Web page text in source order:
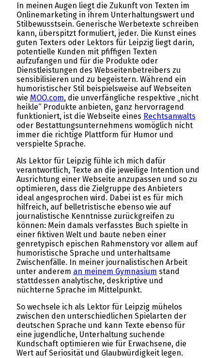
In meinen Augen liegt die Zukunft von Texten im
Onlinemarketing in ihrem Unterhaltungswert und
Stilbewusstsein. Generische Werbetexte schreiben
kann, überspitzt formuliert, jeder. Die Kunst eines
guten Texters oder Lektors für Leipzig liegt darin,
potentielle Kunden mit pfiffigen Texten
aufzufangen und für die Produkte oder
Dienstleistungen des Webseitenbetreibers zu
sensibilisieren und zu begeistern. Während ein
humoristischer Stil beispielsweise auf Webseiten
wie MOO.com, die unverfängliche respektive „nicht
heikle“ Produkte anbieten, ganz hervorragend
funktioniert, ist die Webseite eines Rechtsanwalts
oder Bestattungsunternehmens womöglich nicht
immer die richtige Plattform für Humor und
verspielte Sprache.
Als Lektor für Leipzig fühle ich mich dafür
verantwortlich, Texte an die jeweilige Intention und
Ausrichtung einer Webseite anzupassen und so zu
optimieren, dass die Zielgruppe des Anbieters
ideal angesprochen wird. Dabei ist es für mich
hilfreich, auf belletristische ebenso wie auf
journalistische Kenntnisse zurückgreifen zu
können: Mein damals verfasstes Buch spielte in
einer fiktiven Welt und baute neben einer
genretypisch epischen Rahmenstory vor allem auf
humoristische Sprache und unterhaltsame
Zwischenfälle. In meiner journalistischen Arbeit
unter anderem an meinem Gymnasium stand
stattdessen analytische, deskriptive und
nüchterne Sprache im Mittelpunkt.
So wechsele ich als Lektor für Leipzig mühelos
zwischen den unterschiedlichen Spielarten der
deutschen Sprache und kann Texte ebenso für
eine jugendliche, Unterhaltung suchende
Kundschaft optimieren wie für Erwachsene, die
Wert auf Seriosität und Glaubwürdigkeit legen.